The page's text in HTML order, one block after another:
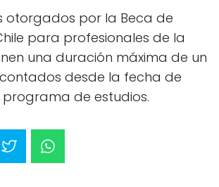
otorgados por la Beca de
para profesionales de la
una duración máxima de un
desde la fecha de
de estudios.